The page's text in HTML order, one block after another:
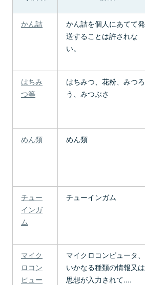
かん詰
かん詰を個人にあてて発
送することは許されな
い。
はちみ
つ等
はちみつ、花粉、みつろ
う、みつぶさ
めん類 めん類
チュー
インガ
ム
チューインガム
マイク
ロコン
ピュー
マイクロコンピュータ、
いかなる種類の情報又は
思想が入力されて....